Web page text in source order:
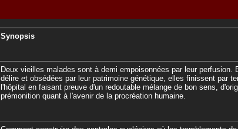
Synopsis
Deux vieilles malades sont à demi empoisonnées par leur perfusion.
délire et obsédées par leur patrimoine génétique, elles finissent par
l'hôpital en faisant preuve d'un redoutable mélange de bon sens,
prémonition quant à l'avenir de la procréation humaine.